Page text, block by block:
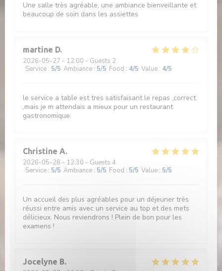
Une salle très agréable, une ambiance bienveillante et
beaucoup de soin dans les assiettes
martine D
2026-05-27 - 12:00 - Guests 2
Service : 5/5 Ambiance : 5/5 Food : 4/5 Value : 4/5
le service a table est tres satisfaisant le repas ,correct
,mais je m attendais a mieux pour un restaurant
gastronomique.
Christine A
2026-05-28 - 12:30 - Guests 4
Service : 5/5 Ambiance : 5/5 Food : 5/5 Value : 5/5
Un accueil des plus agréables pour un déjeuner très
réussi entre amis avec un service au top et des mets
délicieux. Nous reviendrons ! Plein de bon pour les
examens !
Jocelyne B